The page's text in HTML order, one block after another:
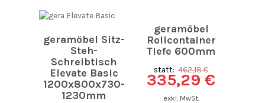
geramöbel Sitz-
Steh-
Schreibtisch
Elevate Basic
1200x800x730-
1230mm
geramöbel
Rollcontainer
Tiefe 600mm
statt: 462,18€
335,29€
exkl. MwSt.